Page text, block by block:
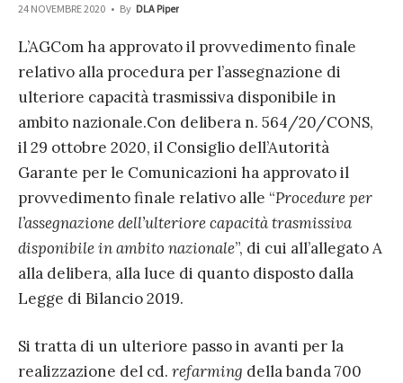
24 NOVEMBRE 2020 • By DLA Piper
L’AGCom ha approvato il provvedimento finale
relativo alla procedura per l’assegnazione di
ulteriore capacità trasmissiva disponibile in
ambito nazionale.Con delibera n. 564/20/CONS,
il 29 ottobre 2020, il Consiglio dell’Autorità
Garante per le Comunicazioni ha approvato il
provvedimento finale relativo alle “Procedure per
l’assegnazione dell’ulteriore capacità trasmissiva
disponibile in ambito nazionale”, di cui all’allegato A
alla delibera, alla luce di quanto disposto dalla
Legge di Bilancio 2019.
Si tratta di un ulteriore passo in avanti per la
realizzazione del cd. refarming della banda 700